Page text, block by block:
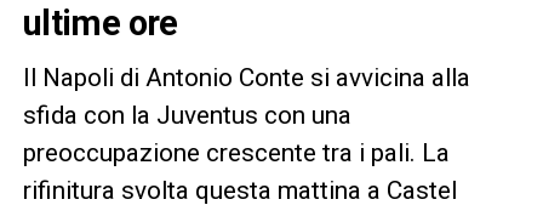
ultime ore
Il Napoli di Antonio Conte si avvicina alla
sfida con la Juventus con una
preoccupazione crescente tra i pali. La
rifinitura svolta questa mattina a Castel